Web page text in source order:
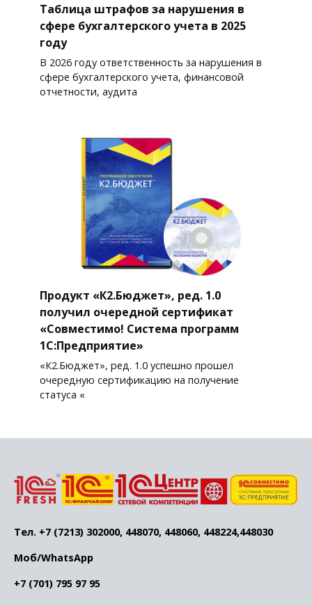
Таблица штрафов за нарушения в
сфере бухгалтерского учета в 2025
году
В 2026 году ответственность за нарушения в
сфере бухгалтерского учета, финансовой
отчетности, аудита
Продукт «К2.Бюджет», ред. 1.0
получил очередной сертификат
«Совместимо! Система программ
1С:Предприятие»
«К2.Бюджет», ред. 1.0 успешно прошел
очередную сертификацию на получение
статуса «
Тел. +7 (7213) 302000, 448070, 448060, 448224,448030
Моб/WhatsApp
+7 (701) 795 97 95